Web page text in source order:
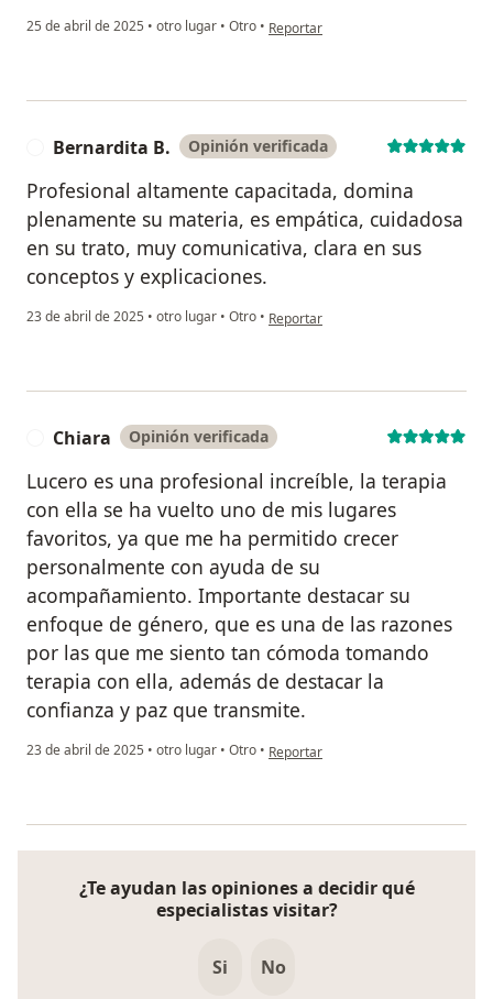
25 de abril de 2025 • otro lugar • Otro • en opinión del usuario Nicolás
Reportar
Bernardita B. Opinión verificada
Profesional altamente capacitada, domina
plenamente su materia, es empática, cuidadosa
en su trato, muy comunicativa, clara en sus
conceptos y explicaciones.
23 de abril de 2025 • otro lugar • Otro • en opinión del usuario Bernardita B.
Reportar
Chiara Opinión verificada
Lucero es una profesional increíble, la terapia
con ella se ha vuelto uno de mis lugares
favoritos, ya que me ha permitido crecer
personalmente con ayuda de su
acompañamiento. Importante destacar su
enfoque de género, que es una de las razones
por las que me siento tan cómoda tomando
terapia con ella, además de destacar la
confianza y paz que transmite.
23 de abril de 2025 • otro lugar • Otro • en opinión del usuario Chiara
Reportar
¿Te ayudan las opiniones a decidir qué
especialistas visitar?
Si No